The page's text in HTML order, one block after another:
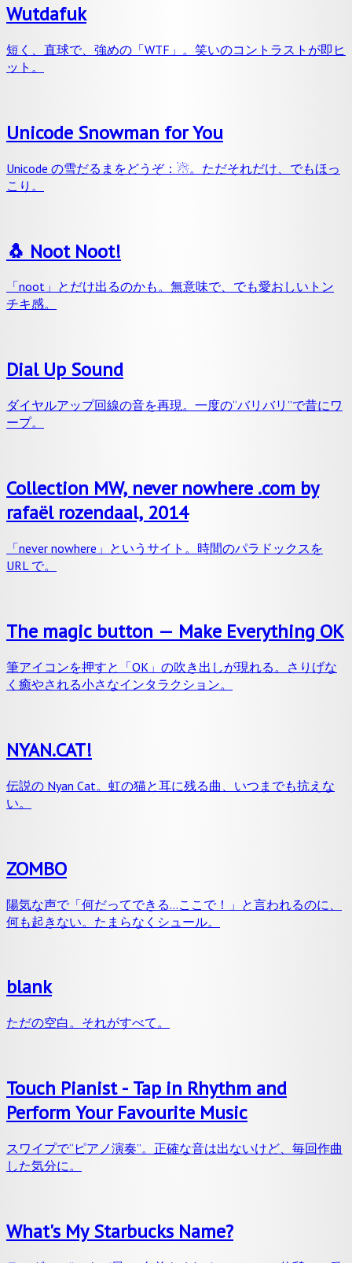
Wutdafuk
短く、直球で、強めの「WTF」。笑いのコントラストが即ヒ
ット。
Unicode Snowman for You
Unicode の雪だるまをどうぞ：☃。ただそれだけ、でもほっ
こり。
🐧 Noot Noot!
「noot」とだけ出るのかも。無意味で、でも愛おしいトン
チキ感。
Dial Up Sound
ダイヤルアップ回線の音を再現。一度の“バリバリ”で昔にワ
ープ。
Collection MW, never nowhere .com by
rafaël rozendaal, 2014
「never nowhere」というサイト。時間のパラドックスを
URL で。
The magic button — Make Everything OK
筆アイコンを押すと「OK」の吹き出しが現れる。さりげな
く癒やされる小さなインタラクション。
NYAN.CAT!
伝説の Nyan Cat。虹の猫と耳に残る曲、いつまでも抗えな
い。
ZOMBO
陽気な声で「何だってできる…ここで！」と言われるのに、
何も起きない。たまらなくシュール。
blank
ただの空白。それがすべて。
Touch Pianist - Tap in Rhythm and
Perform Your Favourite Music
スワイプで“ピアノ演奏”。正確な音は出ないけど、毎回作曲
した気分に。
What's My Starbucks Name?